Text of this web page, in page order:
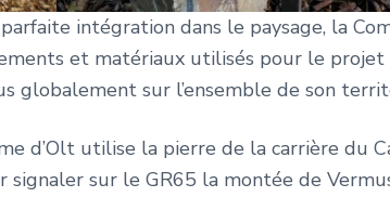
intégration dans le paysage, la
et matériaux utilisés pour le
globalement sur l’ensemble de son
d’Olt utilise la pierre de la carrière du
sur le GR65 la montée de